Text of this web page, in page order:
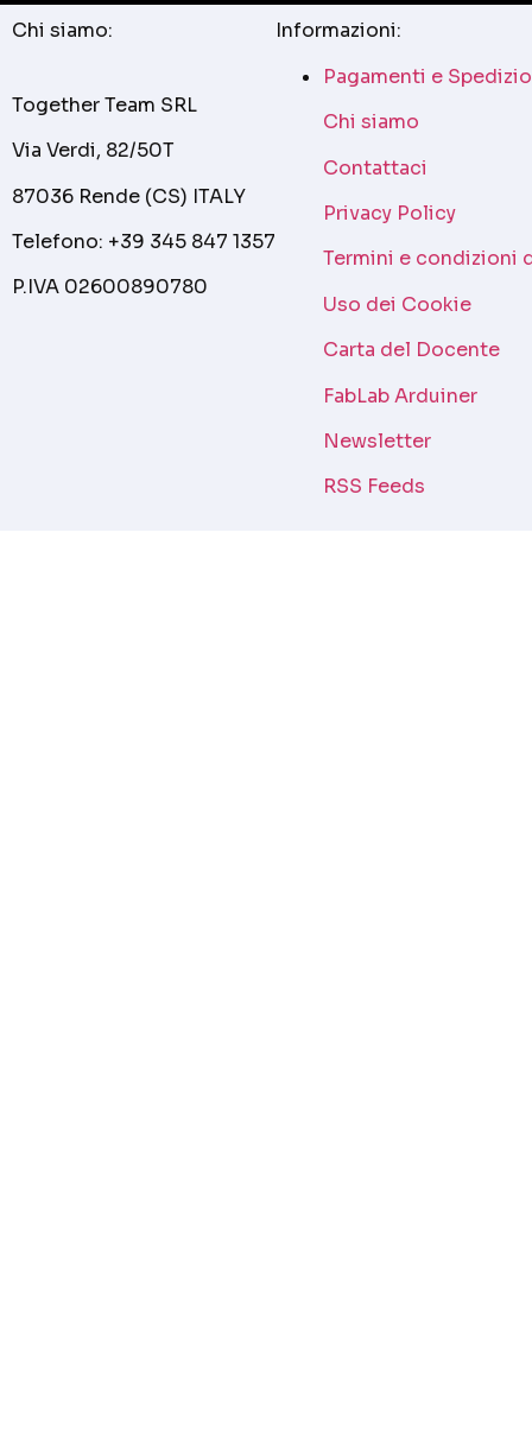
Chi siamo:
Together Team SRL
Via Verdi, 82/50T
87036 Rende (CS) ITALY
Telefono: +39 345 847 1357
P.IVA 02600890780
Informazioni:
Pagamenti e
Chi siamo
Contattaci
Privacy Policy
Termini e condizioni
Uso dei Cookie
Carta del Docente
FabLab Arduiner
Newsletter
RSS Feeds